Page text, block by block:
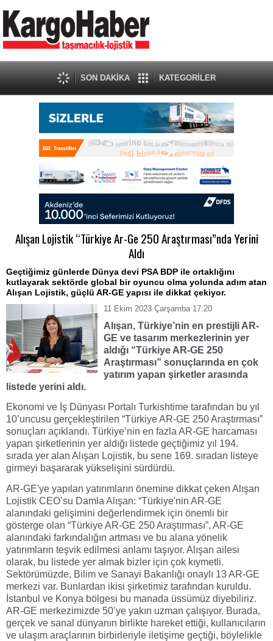
SON DAKİKA KATEGORİLER
Alışan Lojistik “Türkiye Ar-Ge 250 Araştırması”nda Yerini
Aldı
Geçtiğimiz günlerde Dünya devi PSA BDP ile ortaklığını
kutlayarak sektörde global bir oyuncu olma yolunda adım atan
Alışan Lojistik, güçlü AR-GE yapısı ile dikkat çekiyor.
11 Ekim 2023 Çarşamba 17:20
Alışan, Türkiye’nin en prestijli AR-
GE ve tasarım merkezlerinin yer
aldığı “Türkiye AR-GE 250
Araştırması” sonuçlarında en çok
yatırım yapan şirketler arasında
listede yerini aldı.
Ekonomi ve İş Dünyası Portalı Turkishtime tarafından bu yıl
10’uncusu gerçekleştirilen “Türkiye AR-GE 250 Araştırması”
sonuçları açıklandı. Türkiye’nin en fazla AR-GE harcaması
yapan şirketlerinin yer aldığı listede geçtiğimiz yıl 194.
sırada yer alan Alışan Lojistik, bu sene 169. sıradan listeye
girmeyi başararak yükselişini sürdürdü.
AR-GE'ye yapılan yatırımların önemine dikkat çeken Alışan
Lojistik CEO’su Damla Alışan: “Türkiye'nin AR-GE
alanındaki gelişimini değerlendirmek için önemli bir
gösterge olan “Türkiye AR-GE 250 Araştırması”, AR-GE
alanındaki farkındalığın artması ve bu alana yönelik
yatırımların teşvik edilmesi anlamı taşıyor. Alışan ailesi
olarak, bu listede yer almak bizler için çok kıymetli.
Sektörümüzde, Bilim ve Sanayi Bakanlığı onaylı 13 AR-GE
merkezi var. Bunlardan ikisi şirketimiz tarafından kuruldu.
İstanbul ve Konya bölgesi bu manada üssümüz diyebiliriz.
AR-GE merkezimizde 50’ye yakın uzman çalışıyor. Burada,
gerçek ve sanal dünyanın birlikte hareket ettiği, kullanıcıların
ve ulaşım araçlarının birbirleriyle iletişime geçtiği, böylelikle